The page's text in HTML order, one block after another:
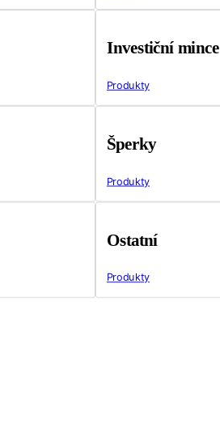
Investiční mince
Produkty
Šperky
Produkty
Ostatní
Produkty